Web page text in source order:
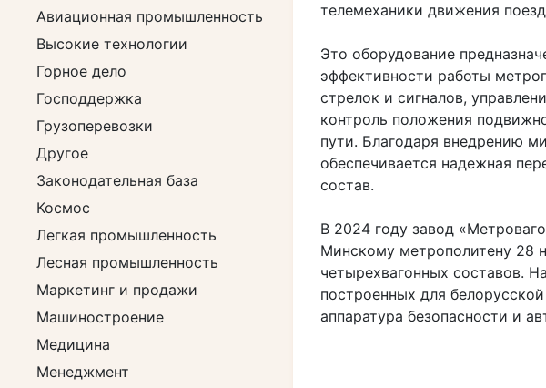
телемеханики движения
Это оборудование
эффективности работы
стрелок и сигналов,
контроль положения
пути. Благодаря внедрению
обеспечивается надежная
состав.
В 2024 году завод
Минскому метрополитену 28
четырехвагонных составов.
построенных для
аппаратура безопасности и
Авиационная промышленность
Высокие технологии
Горное дело
Господдержка
Грузоперевозки
Другое
Законодательная база
Космос
Легкая промышленность
Лесная промышленность
Маркетинг и продажи
Машиностроение
Медицина
Менеджмент